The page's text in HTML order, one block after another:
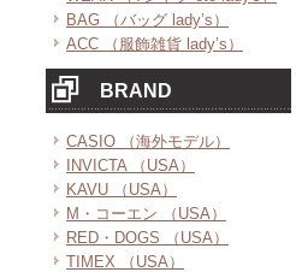
BAG （バッグ lady’s）
ACC （服飾雑貨 lady’s）
BRAND
CASIO （海外モデル）
INVICTA （USA）
KAVU （USA）
M・コーエン （USA）
RED・DOGS （USA）
TIMEX （USA）